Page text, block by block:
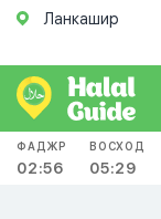
Ланкашир
ФАДЖР
02:56
ВОСХОД
05:29